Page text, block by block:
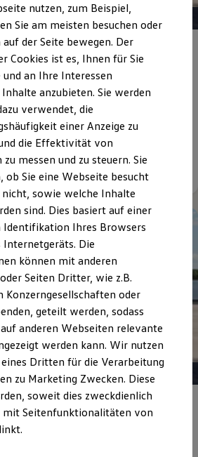
Förderung
Konnektivität
6
Versionen und Updates
Extras
zu Ihrem ID.
und R Experience
entdecken
Kollektion
Drop
Privatkunden
Life
| 6.000,00 € Sonderzahlung | 48
Fahrleistung: 10.000 km
Privatkunden
Life.
nutzen, zum Beispiel,
Sie am meisten besuchen oder
auf der Seite bewegen. Der
Cookies ist es, Ihnen für Sie
an Ihre Interessen
anzubieten. Sie werden
verwendet, die
einer Anzeige zu
die Effektivität von
zu messen und zu steuern. Sie
ob Sie eine Webseite besucht
nicht, sowie welche Inhalte
sind. Dies basiert auf einer
Identifikation Ihres Browsers
Die
können mit anderen
Seiten Dritter, wie z.B.
Konzerngesellschaften oder
geteilt werden, sodass
anderen Webseiten relevante
werden kann. Wir nutzen
Dritten für die Verarbeitung
zu Marketing Zwecken. Diese
soweit dies zweckdienlich
Seitenfunktionalitäten von